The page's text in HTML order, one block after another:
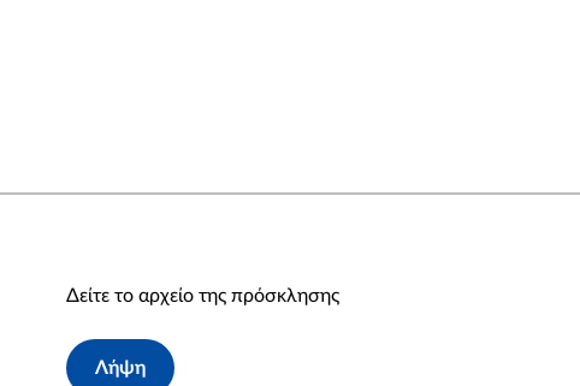
Δείτε το αρχείο της πρόσκλησης
Λήψη